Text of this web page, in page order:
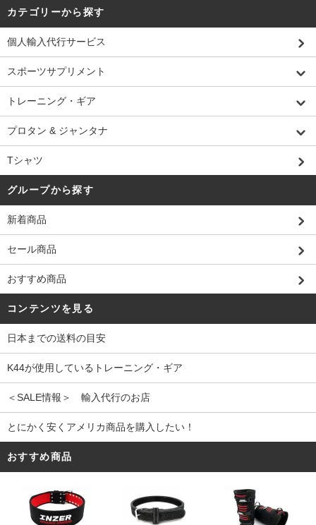
カテゴリーから探す
個人輸入代行サービス
スポーツサプリメント
トレーニング・ギア
プロタン & ジャンタナ
Tシャツ
グループから探す
新着商品
セール商品
おすすめ商品
コンテンツを見る
日本までの送料の目安
K44が使用しているトレーニング・ギア
＜SALE情報＞ 輸入代行のお店
とにかく安くアメリカ商品を購入したい！
おすすめ商品